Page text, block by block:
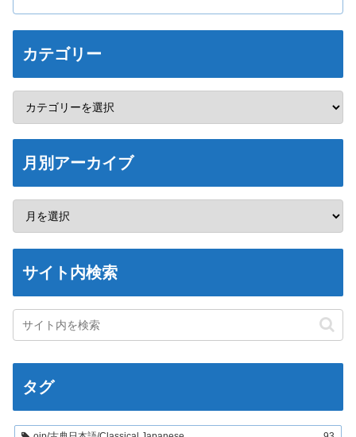
カテゴリー
月別アーカイブ
サイト内検索
タグ